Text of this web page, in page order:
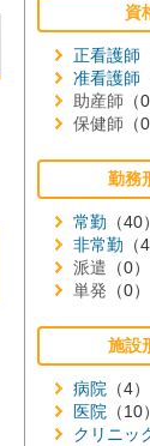
資
正看護師
准看護師
助産師 （
保健師 （
勤務
常勤 （40）
非常勤 （
派遣 （0）
単発 （0）
施設
病院 （4）
医院 （10）
クリニッ